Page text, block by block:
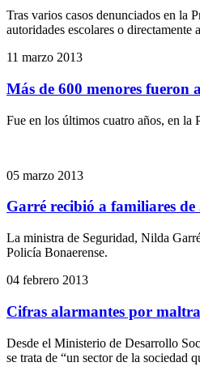
Tras varios casos denunciados en la
autoridades escolares o directamente
11 marzo 2013
Más de 600 menores fueron
Fue en los últimos cuatro años, en la
05 marzo 2013
Garré recibió a familiares
La ministra de Seguridad, Nilda
Policía Bonaerense.
04 febrero 2013
Cifras alarmantes por
Desde el Ministerio de Desarrollo
se trata de “un sector de la sociedad